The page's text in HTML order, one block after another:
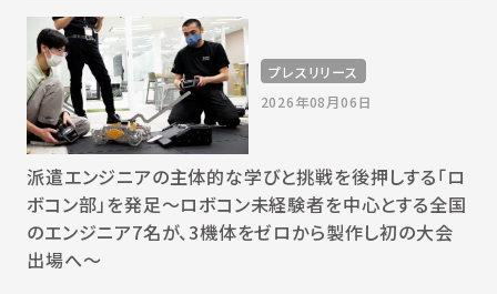
プレスリリース
2026年08月06日
派遣エンジニアの主体的な学びと挑戦を後押しする「ロ
ボコン部」を発足～ロボコン未経験者を中心とする全国
のエンジニア7名が、3機体をゼロから製作し初の大会
出場へ～